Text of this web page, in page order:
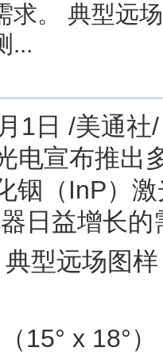
求。 典型远
...
1日 /美通
电宣布推出
铟（InP）
日益增长的
15° x 18°）